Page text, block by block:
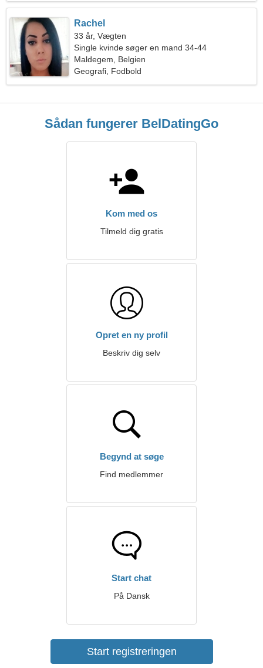
Rachel
33 år, Vægten
Single kvinde søger en mand 34-44
Maldegem, Belgien
Geografi, Fodbold
Sådan fungerer BelDatingGo
Kom med os
Tilmeld dig gratis
Opret en ny profil
Beskriv dig selv
Begynd at søge
Find medlemmer
Start chat
På Dansk
Start registreringen